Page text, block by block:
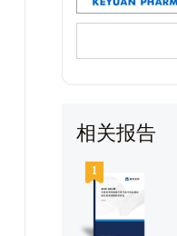
相关报告